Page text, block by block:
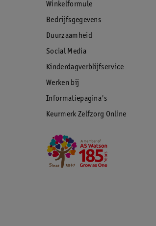
Winkelformule
Bedrijfsgegevens
Duurzaamheid
Social Media
Kinderdagverblijfservice
Werken bij
Informatiepagina's
Keurmerk Zelfzorg Online